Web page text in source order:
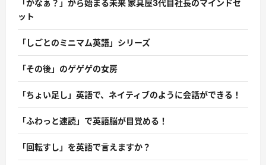
「かなぁ？」から始まる未来 家具屋3代目社長のマインドセ
ット
「しごとのミニマム英語」シリーズ
「その後」のゲゲゲの女房
「ちょい足し」英語で、ネイティブのように会話ができる！
「ふわっと速読」で英語脳が目覚める！
「回転すし」を英語で言えますか？